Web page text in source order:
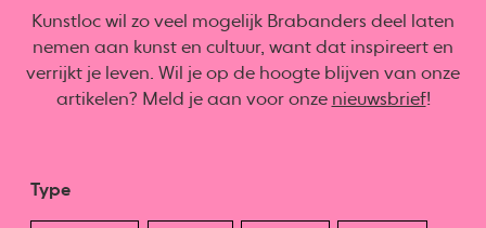
Kunstloc wil zo veel mogelijk Brabanders deel laten
nemen aan kunst en cultuur, want dat inspireert en
verrijkt je leven. Wil je op de hoogte blijven van onze
artikelen? Meld je aan voor onze nieuwsbrief!
Type